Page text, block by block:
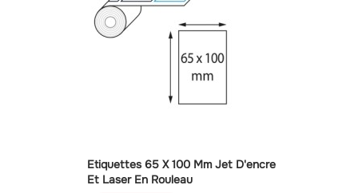
Etiquettes 65 X 100 Mm Jet D'encre
Et Laser En Rouleau